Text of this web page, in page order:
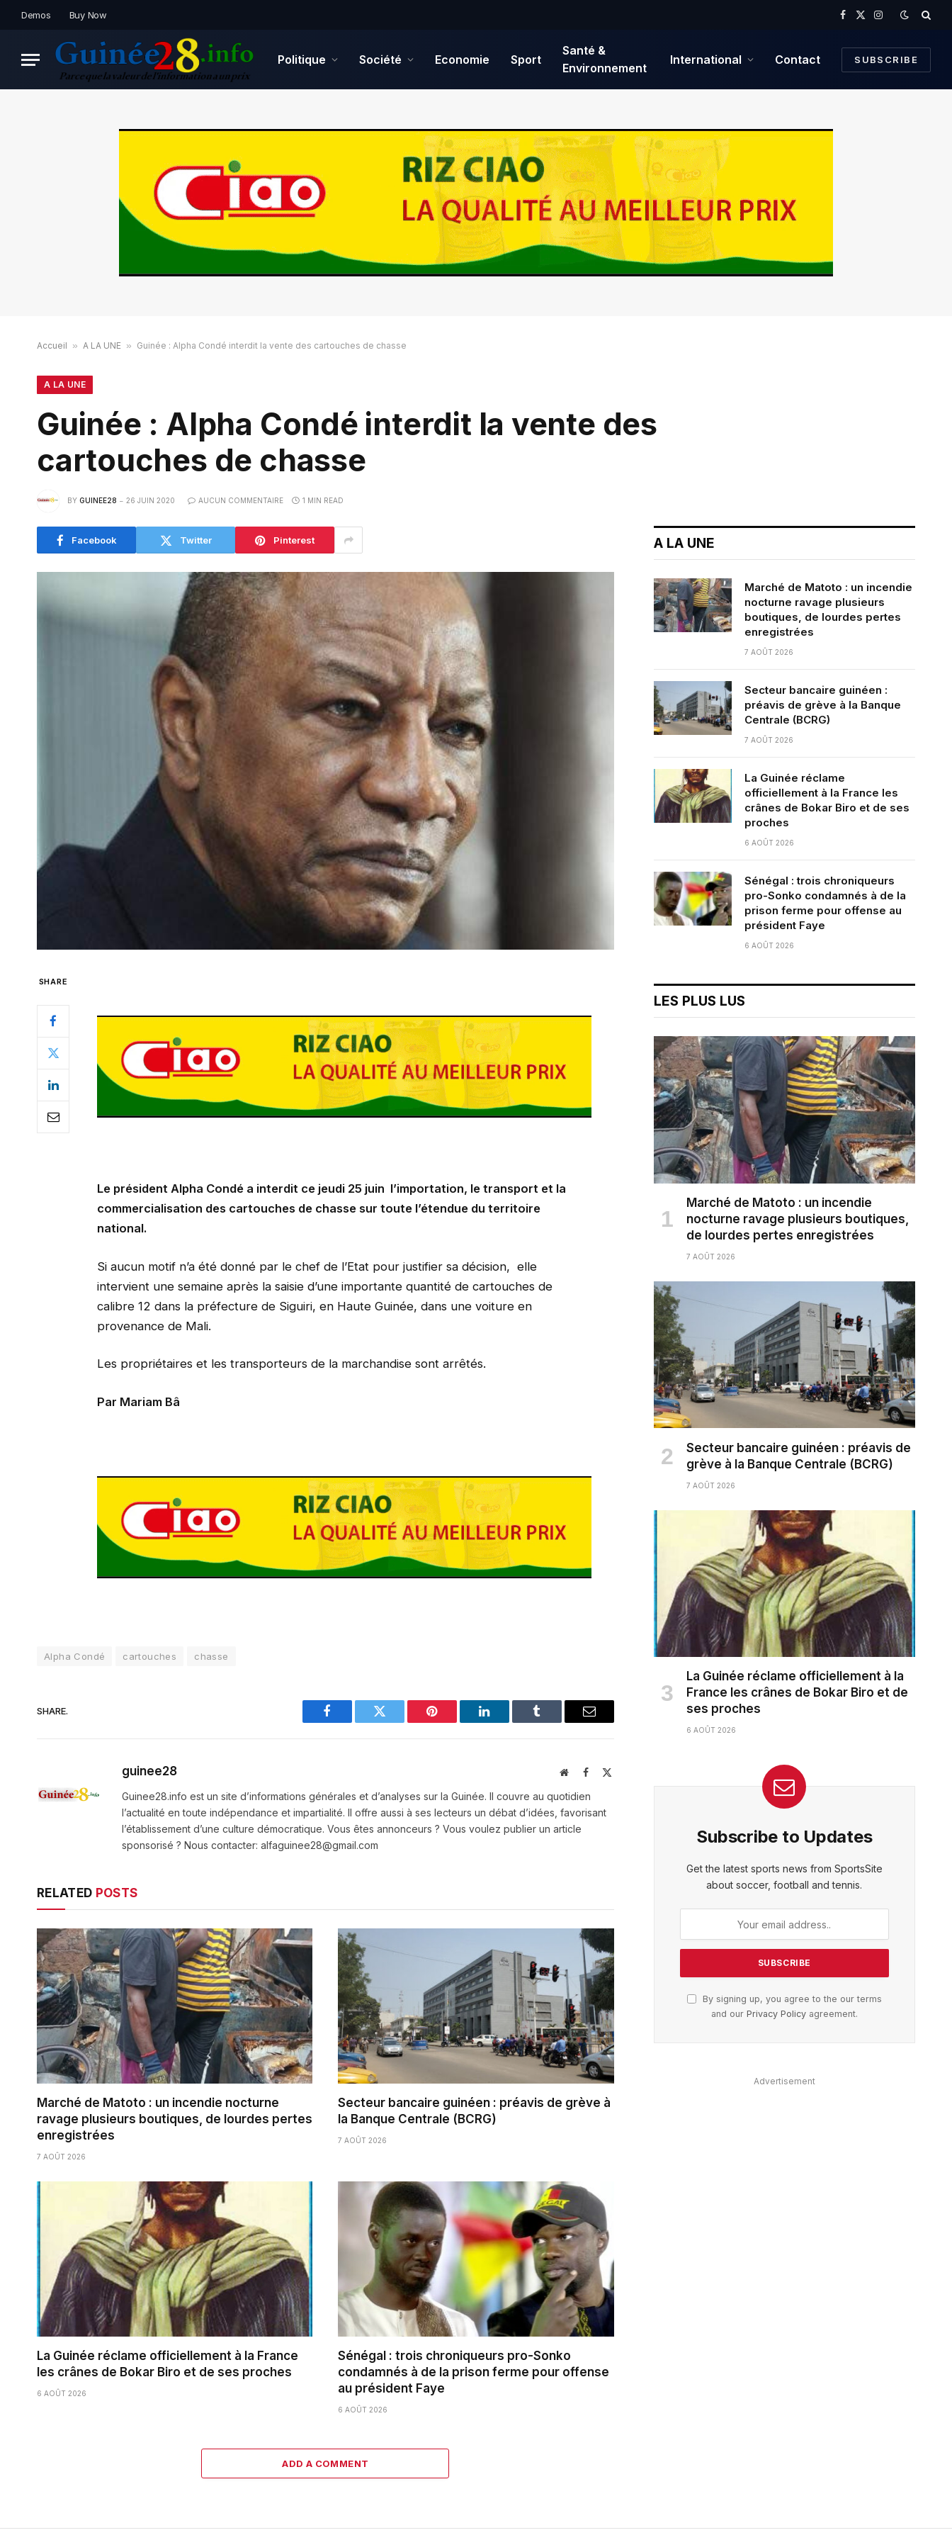
Demos Buy Now
Facebook
X
Instagram
Politique Société Economie Sport
Santé &
Environnement
International Contact SUBSCRIBE
Accueil » A LA UNE » Guinée : Alpha Condé interdit la vente des cartouches de chasse
A LA UNE
Guinée : Alpha Condé interdit la vente des
cartouches de chasse
BY GUINEE28 26 JUIN 2020 AUCUN COMMENTAIRE 1 MIN READ
Facebook Twitter Pinterest
SHARE
Le président Alpha Condé a interdit ce jeudi 25 juin l’importation, le transport et la
commercialisation des cartouches de chasse sur toute l’étendue du territoire
national.
Si aucun motif n’a été donné par le chef de l’Etat pour justifier sa décision, elle
intervient une semaine après la saisie d’une importante quantité de cartouches de
calibre 12 dans la préfecture de Siguiri, en Haute Guinée, dans une voiture en
provenance de Mali.
Les propriétaires et les transporteurs de la marchandise sont arrêtés.
Par Mariam Bâ
Alpha Condé cartouches chasse
SHARE.
Facebook Twitter Pinterest LinkedIn Tumblr Email
guinee28 WebsiteFacebook
X
Guinee28.info est un site d’informations générales et d’analyses sur la Guinée. Il couvre au quotidien
l’actualité en toute indépendance et impartialité. Il offre aussi à ses lecteurs un débat d’idées, favorisant
l’établissement d’une culture démocratique. Vous êtes annonceurs ? Vous voulez publier un article
sponsorisé ? Nous contacter: alfaguinee28@gmail.com
RELATED POSTS
Marché de Matoto : un incendie nocturne
ravage plusieurs boutiques, de lourdes pertes
enregistrées
7 AOÛT 2026
Secteur bancaire guinéen : préavis de grève à
la Banque Centrale (BCRG)
7 AOÛT 2026
La Guinée réclame officiellement à la France
les crânes de Bokar Biro et de ses proches
6 AOÛT 2026
Sénégal : trois chroniqueurs pro-Sonko
condamnés à de la prison ferme pour offense
au président Faye
6 AOÛT 2026
ADD A COMMENT
A LA UNE
Marché de Matoto : un incendie
nocturne ravage plusieurs
boutiques, de lourdes pertes
enregistrées
7 AOÛT 2026
Secteur bancaire guinéen :
préavis de grève à la Banque
Centrale (BCRG)
7 AOÛT 2026
La Guinée réclame
officiellement à la France les
crânes de Bokar Biro et de ses
proches
6 AOÛT 2026
Sénégal : trois chroniqueurs
pro-Sonko condamnés à de la
prison ferme pour offense au
président Faye
6 AOÛT 2026
LES PLUS LUS
Marché de Matoto : un incendie
nocturne ravage plusieurs boutiques,
de lourdes pertes enregistrées
7 AOÛT 2026
Secteur bancaire guinéen : préavis de
grève à la Banque Centrale (BCRG)
7 AOÛT 2026
La Guinée réclame officiellement à la
France les crânes de Bokar Biro et de
ses proches
6 AOÛT 2026
Subscribe to Updates
Get the latest sports news from SportsSite
about soccer, football and tennis.
By signing up, you agree to the our terms
and our Privacy Policyagreement.
Advertisement